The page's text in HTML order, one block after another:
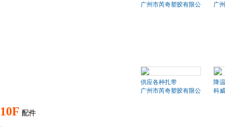
广州市芮奇塑胶有限公司
广
供应各种扎带
广州市芮奇塑胶有限公司
降
科
10F 配件